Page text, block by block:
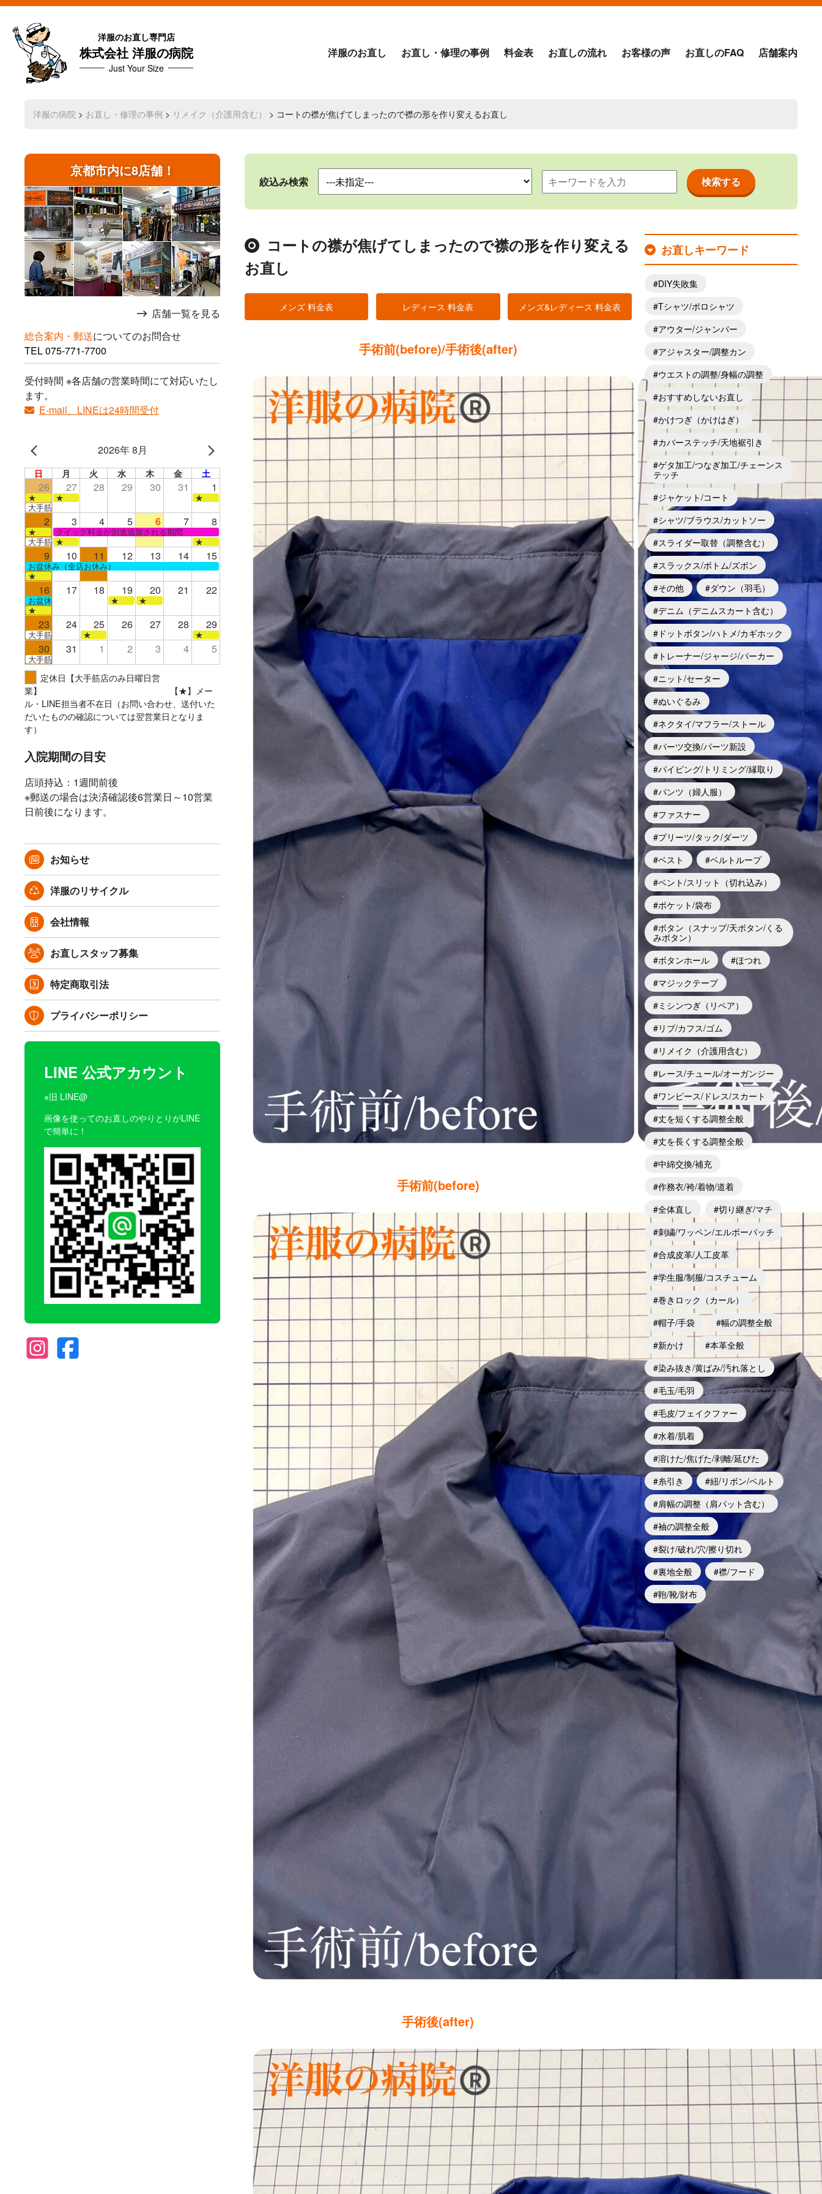
洋服のお直し専門店
株式会社 洋服の病院
Just Your Size
洋服のお直し お直し・修理の事例 料金表 お直しの流れ お客様の声 お直しのFAQ 店舗案内
洋服の病院 > お直し・修理の事例 > リメイク（介護用含む） > コートの襟が焦げてしまったので襟の形を作り変えるお直し
京都市内に8店舗！
店舗一覧を見る
総合案内・郵送についてのお問合せ
TEL075-771-7700
受付時間 ※各店舗の営業時間にて対応いたし
ます。
E-mail、LINEは24時間受付
2026年 8月
日 月 火 水 木 金 土
26 27 28 29 30 31 1
★ ★
★
大手筋店のみ営業
2 3 4 5 6 7 8
★
クイック料金が別途追加される期間
大手筋 ★ ★
9 10 11 12 13 14 15
お盆休み（全店お休み）
★
16 17 18 19 20 21 22
お盆休み（全店お休み）★
★
★
23 24 25 26 27 28 29
大手筋 ★ ★
30 31 1 2 3 4 5
大手筋
定休日【大手筋店のみ日曜日営
業】 【★】メー
ル・LINE担当者不在日（お問い合わせ、送付いた
だいたものの確認については翌営業日となりま
す）
入院期間の目安
店頭持込：1週間前後
※郵送の場合は決済確認後6営業日～10営業
日前後になります。
お知らせ
洋服のリサイクル
会社情報
お直しスタッフ募集
特定商取引法
プライバシーポリシー
LINE 公式アカウント
※旧 LINE@
画像を使ってのお直しのやりとりがLINE
で簡単に！
絞込み検索
コートの襟が焦げてしまったので襟の形を作り変える
お直し
メンズ 料金表 レディース 料金表 メンズ&レディース 料金表
手術前(before)/手術後(after)
手術前(before)
手術後(after)
お直しキーワード
DIY失敗集
Tシャツ/ポロシャツ
アウター/ジャンパー
アジャスター/調整カン
ウエストの調整/身幅の調整
おすすめしないお直し
かけつぎ（かけはぎ）
カバーステッチ/天地裾引き
ゲタ加工/つなぎ加工/チェーンス
テッチ
ジャケット/コート
シャツ/ブラウス/カットソー
スライダー取替（調整含む）
スラックス/ボトム/ズボン
その他
ダウン（羽毛）
デニム（デニムスカート含む）
ドットボタン/ハトメ/カギホック
トレーナー/ジャージ/パーカー
ニット/セーター
ぬいぐるみ
ネクタイ/マフラー/ストール
パーツ交換/パーツ新設
パイピング/トリミング/縁取り
パンツ（婦人服）
ファスナー
プリーツ/タック/ダーツ
ベスト
ベルトループ
ベント/スリット（切れ込み）
ポケット/袋布
ボタン（スナップ/天ボタン/くる
みボタン）
ボタンホール
ほつれ
マジックテープ
ミシンつぎ（リペア）
リブ/カフス/ゴム
リメイク（介護用含む）
レース/チュール/オーガンジー
ワンピース/ドレス/スカート
丈を短くする調整全般
丈を長くする調整全般
中綿交換/補充
作務衣/袴/着物/道着
全体直し
切り継ぎ/マチ
刺繍/ワッペン/エルボーパッチ
合成皮革/人工皮革
学生服/制服/コスチューム
巻きロック（カール）
帽子/手袋
幅の調整全般
新かけ
本革全般
染み抜き/黄ばみ/汚れ落とし
毛玉/毛羽
毛皮/フェイクファー
水着/肌着
溶けた/焦げた/剥離/延びた
糸引き
紐/リボン/ベルト
肩幅の調整（肩パット含む）
袖の調整全般
裂け/破れ/穴/擦り切れ
裏地全般
襟/フード
鞄/靴/財布